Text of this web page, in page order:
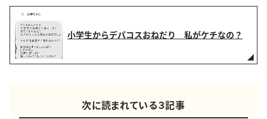
小学生からデパコスおねだり 私がケチなの？
次に読まれている３記事